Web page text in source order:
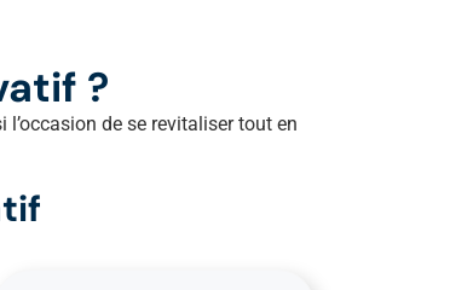
?
de se revitaliser tout en